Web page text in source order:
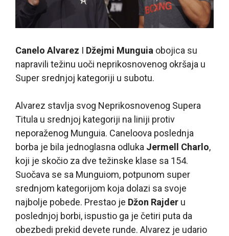
Canelo Alvarez I Džejmi Munguia obojica su
napravili težinu uoči neprikosnovenog okršaja u
Super srednjoj kategoriji u subotu.
Alvarez stavlja svog Neprikosnovenog Supera
Titula u srednjoj kategoriji na liniji protiv
neporaženog Munguia. Caneloova poslednja
borba je bila jednoglasna odluka Jermell Charlo,
koji je skočio za dve težinske klase sa 154.
Suočava se sa Munguiom, potpunom super
srednjom kategorijom koja dolazi sa svoje
najbolje pobede. Prestao je Džon Rajder u
poslednjoj borbi, ispustio ga je četiri puta da
obezbedi prekid devete runde. Alvarez je udario